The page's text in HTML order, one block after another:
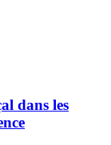
dans les